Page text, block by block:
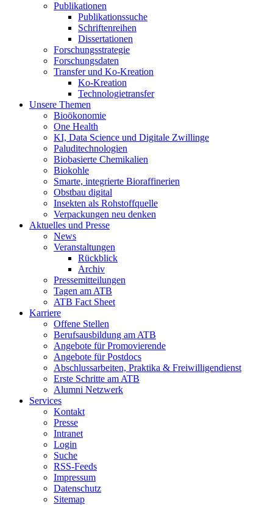
Publikationen
Publikationssuche
Schriftenreihen
Dissertationen
Forschungsstrategie
Forschungsdaten
Transfer und Ko-Kreation
Ko-Kreation
Technologietransfer
Unsere Themen
Bioökonomie
One Health
KI, Data Science und Digitale Zwillinge
Paluditechnologien
Biobasierte Chemikalien
Biokohle
Smarte, integrierte Bioraffinerien
Obstbau digital
Insekten als Rohstoffquelle
Verpackungen neu denken
Aktuelles und Presse
News
Veranstaltungen
Rückblick
Archiv
Pressemitteilungen
Tagen am ATB
ATB Fact Sheet
Karriere
Offene Stellen
Berufsausbildung am ATB
Angebote für Promovierende
Angebote für Postdocs
Abschlussarbeiten, Praktika & Freiwilligendienst
Erste Schritte am ATB
Alumni Netzwerk
Services
Kontakt
Presse
Intranet
Login
Suche
RSS-Feeds
Impressum
Datenschutz
Sitemap